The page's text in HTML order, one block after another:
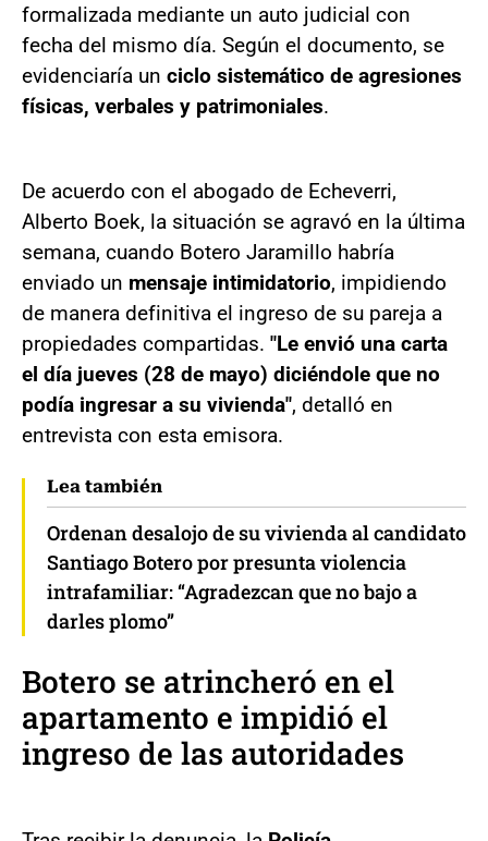
formalizada mediante un auto judicial con
fecha del mismo día. Según el documento, se
evidenciaría un ciclo sistemático de agresiones
físicas, verbales y patrimoniales.
De acuerdo con el abogado de Echeverri,
Alberto Boek, la situación se agravó en la última
semana, cuando Botero Jaramillo habría
enviado un mensaje intimidatorio, impidiendo
de manera definitiva el ingreso de su pareja a
propiedades compartidas. "Le envió una carta
el día jueves (28 de mayo) diciéndole que no
podía ingresar a su vivienda", detalló en
entrevista con esta emisora.
Lea también
Ordenan desalojo de su vivienda al candidato
Santiago Botero por presunta violencia
intrafamiliar: “Agradezcan que no bajo a
darles plomo”
Botero se atrincheró en el
apartamento e impidió el
ingreso de las autoridades